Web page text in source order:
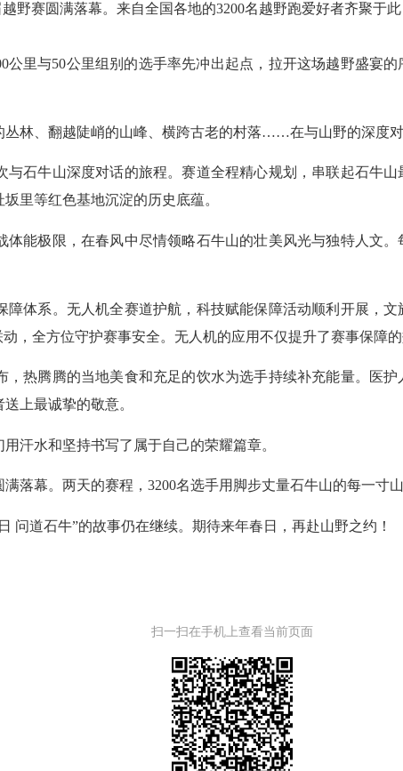
野赛圆满落幕。来自全国各地的3200名越野跑爱好者齐聚于
公里与50公里组别的选手率先冲出起点，拉开这场越野盛宴
、翻越陡峭的山峰、横跨古老的村落……在与山野的深度对
牛山深度对话的旅程。赛道全程精心规划，串联起石牛山
里等红色基地沉淀的历史底蕴。
极限，在春风中尽情领略石牛山的壮美风光与独特人文。
系。无人机全赛道护航，科技赋能保障活动顺利开展，文
，全方位守护赛事安全。无人机的应用不仅提升了赛事保障
腾腾的当地美食和充足的饮水为选手持续补充能量。医护
上最诚挚的敬意。
水和坚持书写了属于自己的荣耀篇章。
幕。两天的赛程，3200名选手用脚步丈量石牛山的每一寸山
道石牛”的故事仍在继续。期待来年春日，再赴山野之约！
扫一扫在手机上查看当前页面